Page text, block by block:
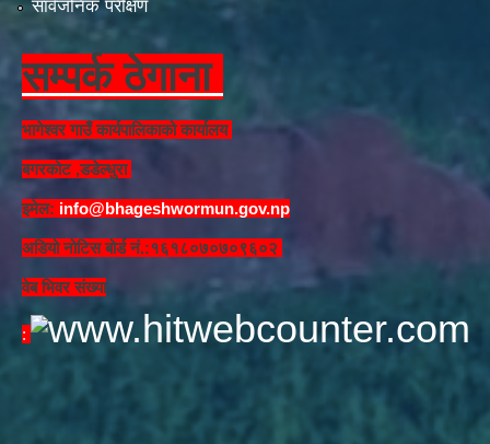
सार्वजनिक परीक्षण
सम्पर्क ठेगाना
भागेश्वर गाउँ कार्यपालिकाको कार्यालय
बगरकोट ,डडेल्धुरा
इमेल: info@bhageshwormun.gov.np
अडियो नोटिस बोर्ड नं.:१६१८०७०७०९६०२
वेब भिवर संख्या
: ​